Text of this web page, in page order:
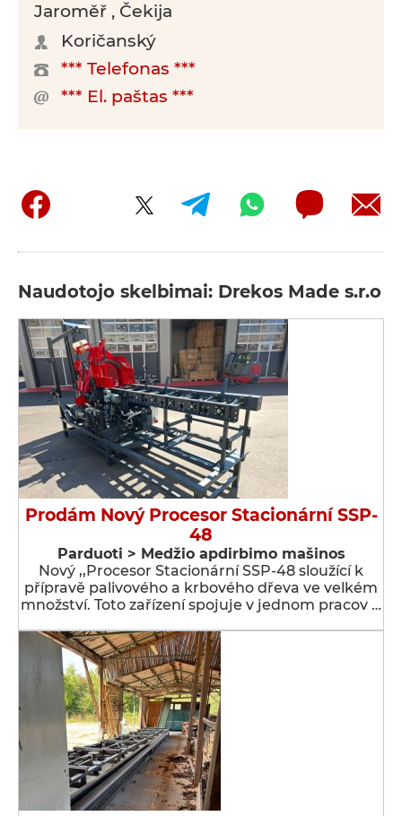
Jaroměř , Čekija
Koričanský
*** Telefonas ***
*** El. paštas ***
Naudotojo skelbimai: Drekos Made s.r.o
Prodám Nový Procesor Stacionární SSP-
48
Parduoti > Medžio apdirbimo mašinos
Nový ,,Procesor Stacionární SSP-48 sloužící k
přípravě palivového a krbového dřeva ve velkém
množství. Toto zařízení spojuje v jednom pracov …